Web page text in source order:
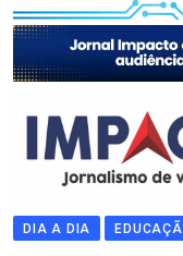
DIA A DIA